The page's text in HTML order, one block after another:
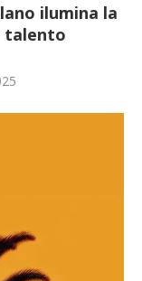
ilumina la
talento